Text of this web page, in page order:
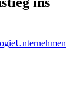
Unternehmen